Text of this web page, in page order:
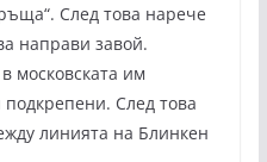
След това нарече
направи завой.
в московската им
След това
линията на Блинкен